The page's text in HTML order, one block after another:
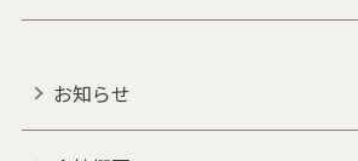
お知らせ